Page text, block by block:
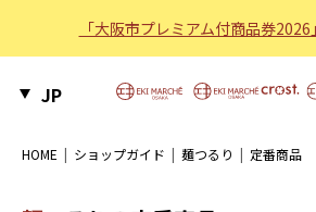
「大阪市プレミアム付商品券
JP
HOME ショップガイド 麺つるり 定番商品